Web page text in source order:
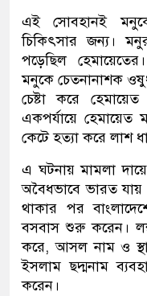
এই সোবহানই
চিকিৎসার জন্য।
পড়েছিল
মনুকে চেতনানাশক
চেষ্টা করে
একপর্যায়ে হেমায়েত
কেটে হত্যা করে লাশ
এ ঘটনায় মামলা
অবৈধভাবে ভারত
থাকার পর
বসবাস শুরু করেন।
করে, আসল নাম ও
ইসলাম ছদ্মনাম
করেন।